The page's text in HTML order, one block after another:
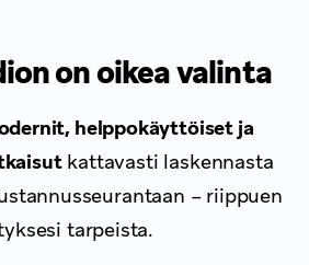
on oikea valinta
helppokäyttöiset ja
kattavasti laskennasta
– riippuen
tarpeista.